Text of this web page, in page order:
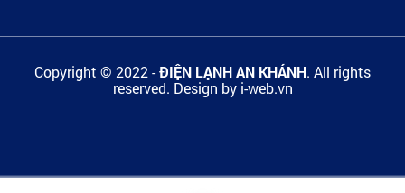
Copyright © 2022 -ĐIỆN LẠNH AN KHÁNH. All rights
reserved. Design by i-web.vn